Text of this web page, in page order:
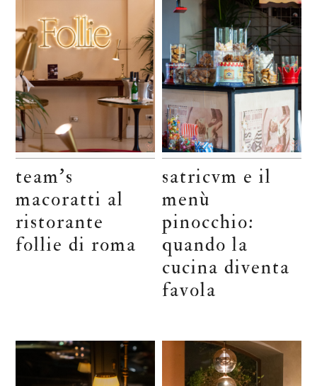
team’s
macoratti al
ristorante
follie di roma
satricvm e il
menù
pinocchio:
quando la
cucina diventa
favola